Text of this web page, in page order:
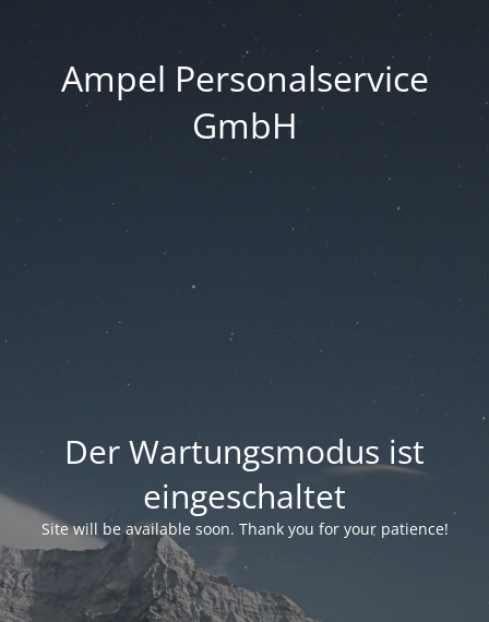
Ampel Personalservice
GmbH
Der Wartungsmodus ist
eingeschaltet
Site will be available soon. Thank you for your patience!